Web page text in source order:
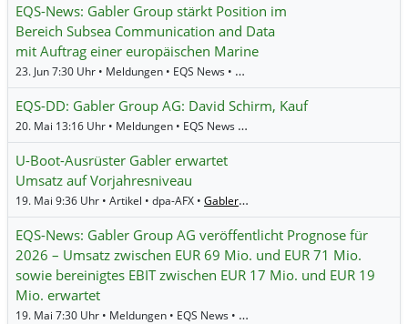
EQS-News: Gabler Group stärkt Position im
Bereich Subsea Communication and Data
mit Auftrag einer europäischen Marine
23. Jun 7:30 Uhr • Meldungen • EQS News •
Gabler Group
EQS-DD: Gabler Group AG: David Schirm, Kauf
20. Mai 13:16 Uhr • Meldungen • EQS News •Gabler Group
U-Boot-Ausrüster Gabler erwartet
Umsatz auf Vorjahresniveau
19. Mai 9:36 Uhr • Artikel • dpa-AFX • Gabler Group
EQS-News: Gabler Group AG veröffentlicht Prognose für
2026 – Umsatz zwischen EUR 69 Mio. und EUR 71 Mio.
sowie bereinigtes EBIT zwischen EUR 17 Mio. und EUR 19
Mio. erwartet
19. Mai 7:30 Uhr • Meldungen • EQS News •
Gabler Group